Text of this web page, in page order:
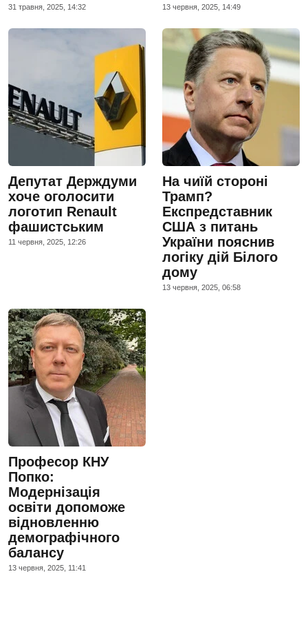
31 травня, 2025, 14:32 13 червня, 2025, 14:49
Депутат Держдуми
хоче оголосити
логотип Renault
фашистським
11 червня, 2025, 12:26
На чиїй стороні
Трамп?
Експредставник
США з питань
України пояснив
логіку дій Білого
дому
13 червня, 2025, 06:58
Професор КНУ
Попко:
Модернізація
освіти допоможе
відновленню
демографічного
балансу
13 червня, 2025, 11:41